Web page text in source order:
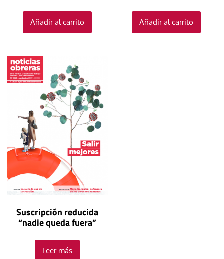
Añadir al carrito Añadir al carrito
Suscripción reducida
“nadie queda fuera”
Leer más